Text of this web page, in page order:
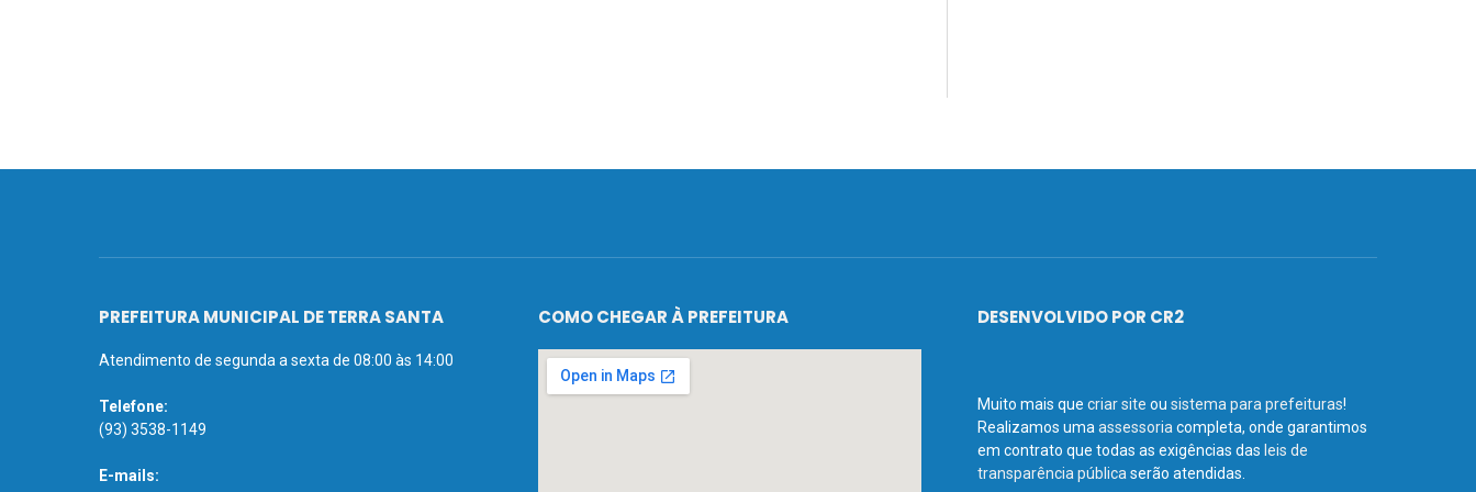
PREFEITURA MUNICIPAL DE TERRA SANTA
Atendimento de segunda a sexta de 08:00 às 14:00
Telefone:
(93) 3538-1149
E-mails:
COMO CHEGAR À PREFEITURA DESENVOLVIDO POR CR2
Muito mais que criar site ou sistema para prefeituras!
Realizamos uma assessoria completa, onde garantimos
em contrato que todas as exigências das leis de
transparência pública serão atendidas.